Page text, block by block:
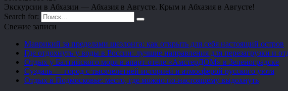
Экскурсии в Абхазии — Абхазия в Августе. Крым и Абхазия в Августе!
Search for:
Свежие записи
Маврикий за пределами шезлонга: как открыть для себя настоящий остров
Где отдохнуть у воды в России: лучшие направления для перезагрузки и
Отдых у Балтийского моря в апарт-отеле «АмстерДОМ» в Зеленоградске
Суздаль — город с тысячелетней историей и атмосферой русского уюта
Отдых в Подмосковье: место, где можно по-настоящему выдохнуть